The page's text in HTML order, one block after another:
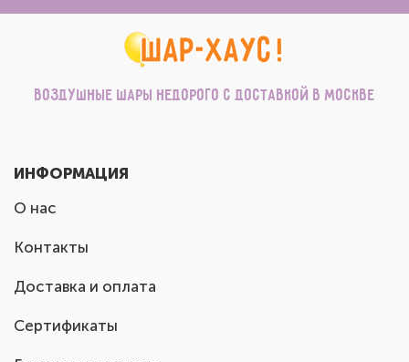
Воздушные шары недорого с доставкой в Москве
ИНФОРМАЦИЯ
О нас
Контакты
Доставка и оплата
Сертификаты